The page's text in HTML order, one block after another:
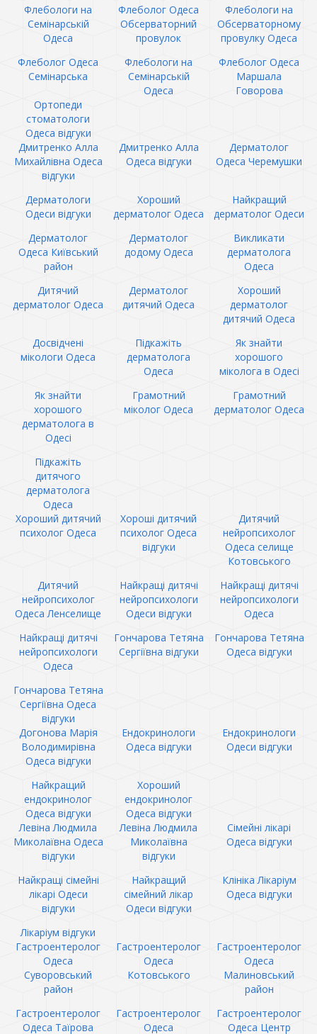
Флебологи на
Семінарській
Одеса
Флеболог Одеса
Обсерваторний
провулок
Флебологи на
Обсерваторному
провулку Одеса
Флеболог Одеса
Семінарська
Флебологи на
Семінарській
Одеса
Флеболог Одеса
Маршала
Говорова
Ортопеди
стоматологи
Одеса відгуки
Дмитренко Алла
Михайлівна Одеса
відгуки
Дмитренко Алла
Одеса відгуки
Дерматолог
Одеса Черемушки
Дерматологи
Одеси відгуки
Хороший
дерматолог Одеса
Найкращий
дерматолог Одеси
Дерматолог
Одеса Київський
район
Дерматолог
додому Одеса
Викликати
дерматолога
Одеса
Дитячий
дерматолог Одеса
Дерматолог
дитячий Одеса
Хороший
дерматолог
дитячий Одеса
Досвідчені
мікологи Одеса
Підкажіть
дерматолога
Одеса
Як знайти
хорошого
міколога в Одесі
Як знайти
хорошого
дерматолога в
Одесі
Грамотний
міколог Одеса
Грамотний
дерматолог Одеса
Підкажіть
дитячого
дерматолога
Одеса
Хороший дитячий
психолог Одеса
Хороші дитячий
психолог Одеса
відгуки
Дитячий
нейропсихолог
Одеса селище
Котовського
Дитячий
нейропсихолог
Одеса Ленселище
Найкращі дитячі
нейропсихологи
Одеси відгуки
Найкращі дитячі
нейропсихологи
Одеса
Найкращі дитячі
нейропсихологи
Одеса
Гончарова Тетяна
Сергіївна відгуки
Гончарова Тетяна
Одеса відгуки
Гончарова Тетяна
Сергіївна Одеса
відгуки
Догонова Марія
Володимирівна
Одеса відгуки
Ендокринологи
Одеса відгуки
Ендокринологи
Одеси відгуки
Найкращий
ендокринолог
Одеса відгуки
Хороший
ендокринолог
Одеса відгуки
Левіна Людмила
Миколаївна Одеса
відгуки
Левіна Людмила
Миколаївна
відгуки
Сімейні лікарі
Одеса відгуки
Найкращі сімейні
лікарі Одеси
відгуки
Найкращий
сімейний лікар
Одеси відгуки
Клініка Лікаріум
Одеса відгуки
Лікаріум відгуки
Гастроентеролог
Одеса
Суворовський
район
Гастроентеролог
Одеса
Котовського
Гастроентеролог
Одеса
Малиновський
район
Гастроентеролог
Одеса Таїрова
Гастроентеролог
Одеса
Гастроентеролог
Одеса Центр